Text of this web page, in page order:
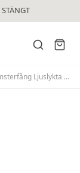
Ljuslykta Stor